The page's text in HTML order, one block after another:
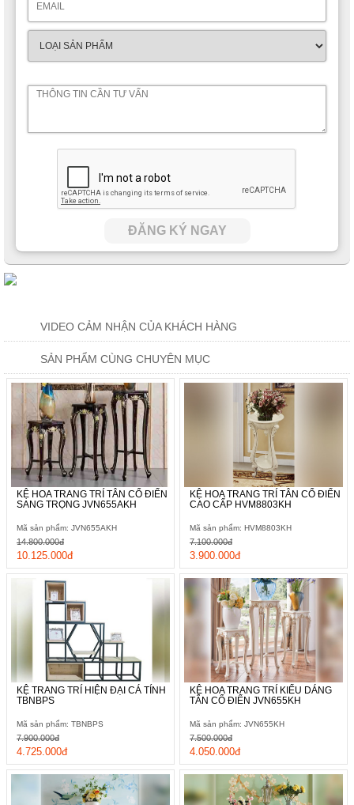
ĐĂNG KÝ NGAY
VIDEO CẢM NHẬN CỦA KHÁCH HÀNG
SẢN PHẨM CÙNG CHUYÊN MỤC
KỆ HOA TRANG TRÍ TÂN CỔ ĐIỂN
SANG TRỌNG JVN655AKH
Mã sản phẩm: JVN655AKH
10.125.000đ
14.800.000đ
KỆ HOA TRANG TRÍ TÂN CỔ ĐIỂN
CAO CẤP HVM8803KH
Mã sản phẩm: HVM8803KH
3.900.000đ
7.100.000đ
KỆ TRANG TRÍ HIỆN ĐẠI CÁ TÍNH
TBNBPS
Mã sản phẩm: TBNBPS
4.725.000đ
7.900.000đ
KỆ HOA TRANG TRÍ KIỂU DÁNG
TÂN CỔ ĐIỂN JVN655KH
Mã sản phẩm: JVN655KH
4.050.000đ
7.500.000đ